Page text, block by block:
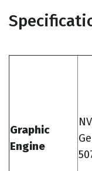
Graphic
Engine